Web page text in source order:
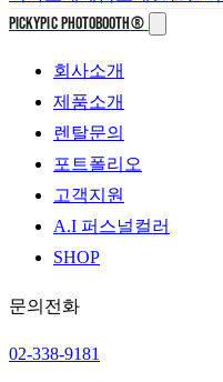
PICKYPIC PHOTOBOOTH®
회사소개
제품소개
렌탈문의
포트폴리오
고객지원
A.I 퍼스널컬러
SHOP
문의전화
02-338-9181